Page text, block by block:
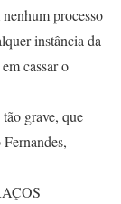
processo
instância da
cassar o
grave, que